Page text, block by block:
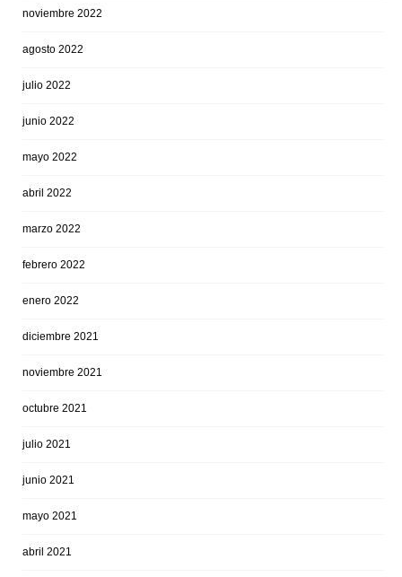
noviembre 2022
agosto 2022
julio 2022
junio 2022
mayo 2022
abril 2022
marzo 2022
febrero 2022
enero 2022
diciembre 2021
noviembre 2021
octubre 2021
julio 2021
junio 2021
mayo 2021
abril 2021